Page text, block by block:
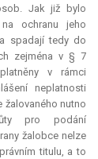
Jak již bylo
ochranu jeho
spadají tedy do
zejména v § 7
v rámci
neplatnosti
žalovaného nutno
pro podání
žalobce nelze
titulu, a to